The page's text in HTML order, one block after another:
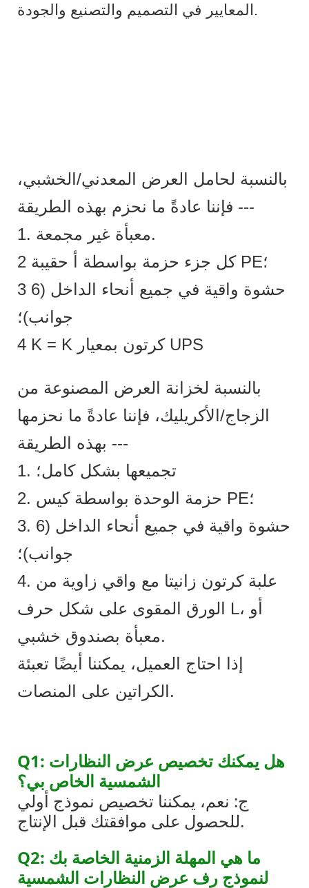
المعايير في التصميم والتصنيع والجودة.
بالنسبة لحامل العرض المعدني/الخشبي،
فإننا عادةً ما نحزم بهذه الطريقة ---
1. معبأة غير مجمعة.
3 حشوة واقية في جميع أنحاء الداخل (6
4 K = K كرتون بمعيار UPS
بالنسبة لخزانة العرض المصنوعة من
الزجاج/الأكريليك، فإننا عادةً ما نحزمها
بهذه الطريقة ---
1. تجميعها بشكل كامل؛
2. حزمة الوحدة بواسطة كيس PE؛
3. حشوة واقية في جميع أنحاء الداخل (6
جوانب)؛
4. علبة كرتون زانيتا مع واقي زاوية من
الورق المقوى على شكل حرف L، أو
معبأة بصندوق خشبي.
إذا احتاج العميل، يمكننا أيضًا تعبئة
الكراتين على المنصات.
Q1: هل يمكنك تخصيص عرض النظارات
الشمسية الخاص بي؟
ج: نعم، يمكننا تخصيص نموذج أولي
للحصول على موافقتك قبل الإنتاج.
Q2: ما هي المهلة الزمنية الخاصة بك
لنموذج رف عرض النظارات الشمسية